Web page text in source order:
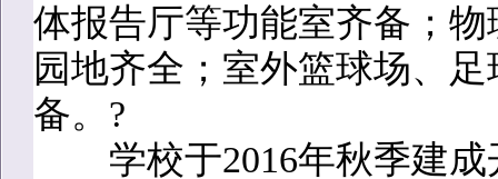
体报告厅等功能室齐备；
园地齐全；室外篮球场、
备。?
学校于2016年秋季建成